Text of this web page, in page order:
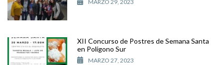
MARZO 29, 2023
XII Concurso de Postres de Semana Santa
en Polígono Sur
MARZO 27, 2023